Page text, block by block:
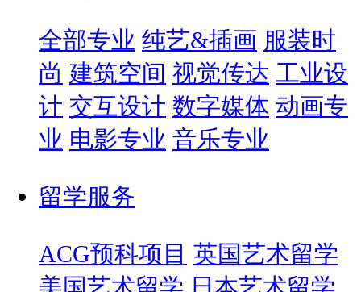
全部专业 纯艺&插画 服装时
尚 建筑空间 视觉传达 工业设
计 交互设计 数字媒体 动画专
业 电影专业 音乐专业
留学服务
ACG预科项目 英国艺术留学
美国艺术留学 日本艺术留学